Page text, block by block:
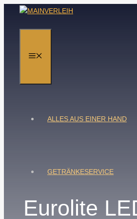
ALLES AUS EINER HAND
GETRÄNKESERVICE
Eurolite